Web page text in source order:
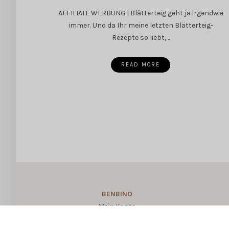
AFFILIATE WERBUNG | Blätterteig geht ja irgendwie
immer. Und da Ihr meine letzten Blätterteig-
Rezepte so liebt,…
READ MORE
BENBINO
Mein Konto